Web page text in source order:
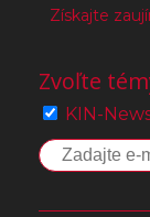
Získajte
Zvoľte
KIN-